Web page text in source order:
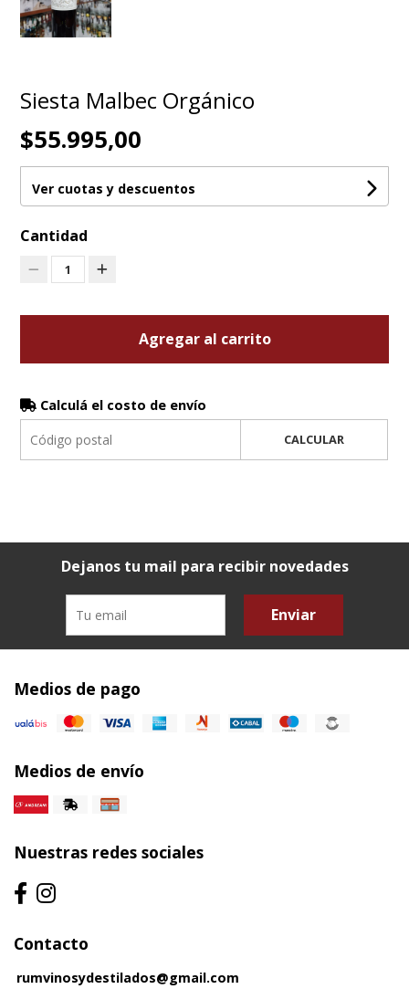
Siesta Malbec Orgánico
$55.995,00
Ver cuotas y descuentos
Cantidad
1
Agregar al carrito
Calculá el costo de envío
CALCULAR
Dejanos tu mail para recibir novedades
Enviar
Medios de pago
Medios de envío
Nuestras redes sociales
Contacto
rumvinosydestilados@gmail.com